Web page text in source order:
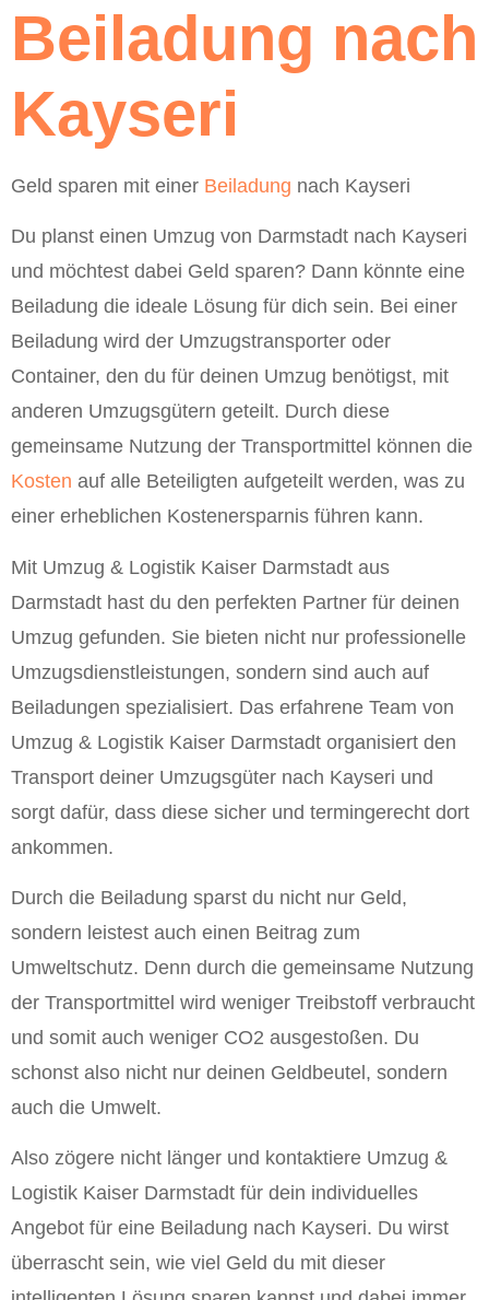
Beiladung nach
Kayseri
Geld sparen mit einer Beiladung nach Kayseri
Du planst einen Umzug von Darmstadt nach Kayseri
und möchtest dabei Geld sparen? Dann könnte eine
Beiladung die ideale Lösung für dich sein. Bei einer
Beiladung wird der Umzugstransporter oder
Container, den du für deinen Umzug benötigst, mit
anderen Umzugsgütern geteilt. Durch diese
gemeinsame Nutzung der Transportmittel können die
Kosten auf alle Beteiligten aufgeteilt werden, was zu
einer erheblichen Kostenersparnis führen kann.
Mit Umzug & Logistik Kaiser Darmstadt aus
Darmstadt hast du den perfekten Partner für deinen
Umzug gefunden. Sie bieten nicht nur professionelle
Umzugsdienstleistungen, sondern sind auch auf
Beiladungen spezialisiert. Das erfahrene Team von
Umzug & Logistik Kaiser Darmstadt organisiert den
Transport deiner Umzugsgüter nach Kayseri und
sorgt dafür, dass diese sicher und termingerecht dort
ankommen.
Durch die Beiladung sparst du nicht nur Geld,
sondern leistest auch einen Beitrag zum
Umweltschutz. Denn durch die gemeinsame Nutzung
der Transportmittel wird weniger Treibstoff verbraucht
und somit auch weniger CO2 ausgestoßen. Du
schonst also nicht nur deinen Geldbeutel, sondern
auch die Umwelt.
Also zögere nicht länger und kontaktiere Umzug &
Logistik Kaiser Darmstadt für dein individuelles
Angebot für eine Beiladung nach Kayseri. Du wirst
überrascht sein, wie viel Geld du mit dieser